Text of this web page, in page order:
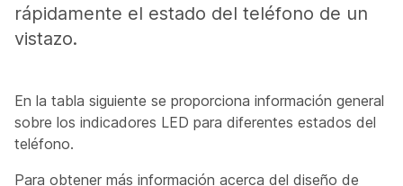
rápidamente el estado del teléfono de un
vistazo.
En la tabla siguiente se proporciona información general
sobre los indicadores LED para diferentes estados del
teléfono.
Para obtener más información acerca del diseño de